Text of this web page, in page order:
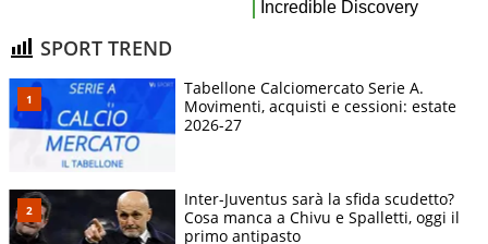
SPORT TREND
Tabellone Calciomercato Serie A.
Movimenti, acquisti e cessioni: estate
2026-27
Inter-Juventus sarà la sfida scudetto?
Cosa manca a Chivu e Spalletti, oggi il
primo antipasto